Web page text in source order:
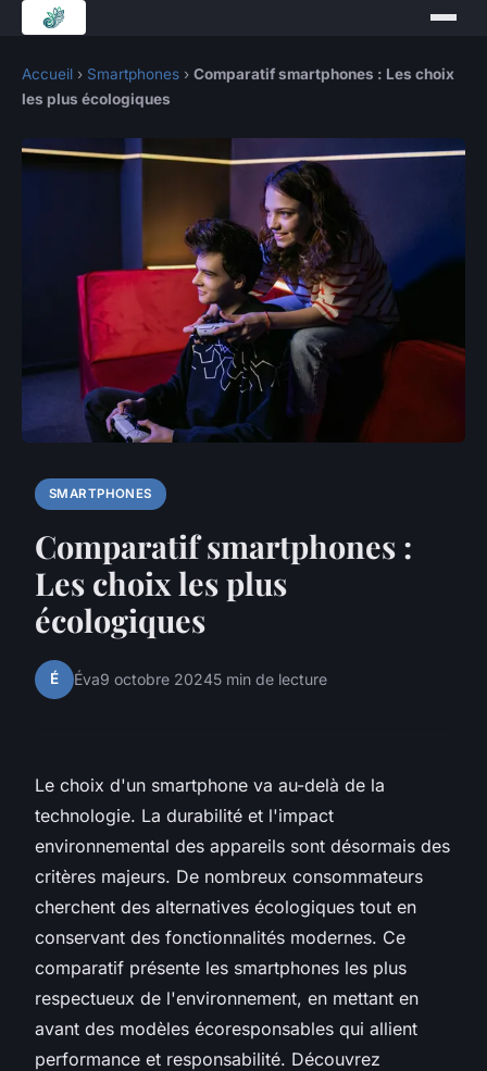
Accueil › Smartphones › Comparatif smartphones : Les choix
les plus écologiques
SMARTPHONES
Comparatif smartphones :
Les choix les plus
écologiques
É Éva9 octobre 20245 min de lecture
Le choix d'un smartphone va au-delà de la
technologie. La durabilité et l'impact
environnemental des appareils sont désormais des
critères majeurs. De nombreux consommateurs
cherchent des alternatives écologiques tout en
conservant des fonctionnalités modernes. Ce
comparatif présente les smartphones les plus
respectueux de l'environnement, en mettant en
avant des modèles écoresponsables qui allient
performance et responsabilité. Découvrez